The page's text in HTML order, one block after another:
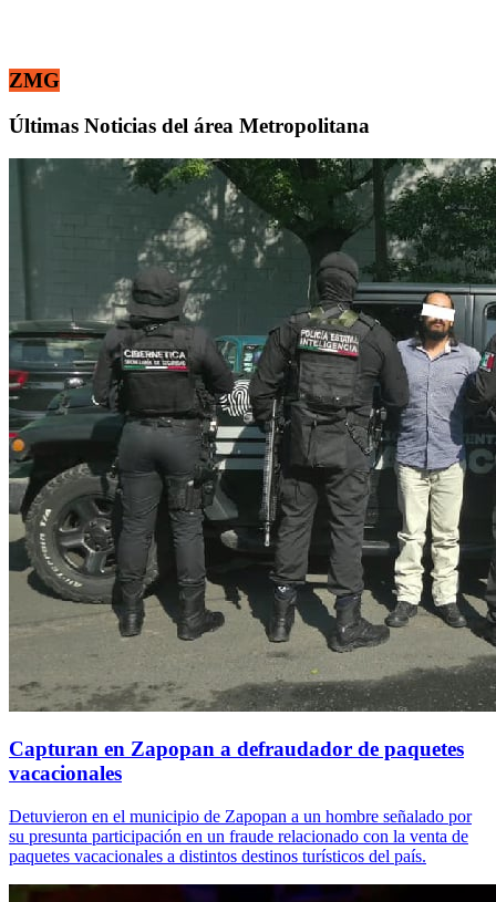
ZMG
Últimas Noticias del área Metropolitana
Capturan en Zapopan a defraudador de paquetes
vacacionales
Detuvieron en el municipio de Zapopan a un hombre señalado por
su presunta participación en un fraude relacionado con la venta de
paquetes vacacionales a distintos destinos turísticos del país.